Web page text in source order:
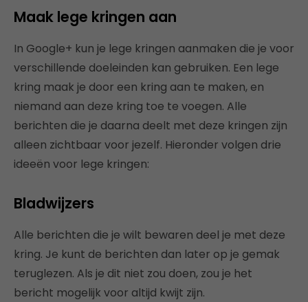
Maak lege kringen aan
In Google+ kun je lege kringen aanmaken die je voor
verschillende doeleinden kan gebruiken. Een lege
kring maak je door een kring aan te maken, en
niemand aan deze kring toe te voegen. Alle
berichten die je daarna deelt met deze kringen zijn
alleen zichtbaar voor jezelf. Hieronder volgen drie
ideeën voor lege kringen:
Bladwijzers
Alle berichten die je wilt bewaren deel je met deze
kring. Je kunt de berichten dan later op je gemak
teruglezen. Als je dit niet zou doen, zou je het
bericht mogelijk voor altijd kwijt zijn.